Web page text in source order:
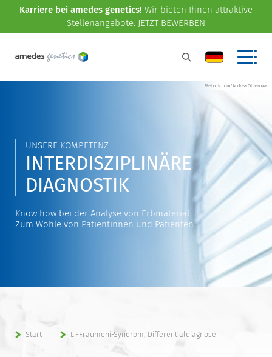
Karriere bei amedes genetics! Wir bieten Ihnen attraktive
Stellenangebote. JETZT BEWERBEN
©istock.com/Andrea Obzerova
UNSERE KOMPETENZ
INTERDISZIPLINÄRE
DIAGNOSTIK
Know how bei der Analyse von Erbmaterial.
Zum Wohle von Patientinnen und Patienten.
Start Li-Fraumeni-Syndrom, Differentialdiagnose